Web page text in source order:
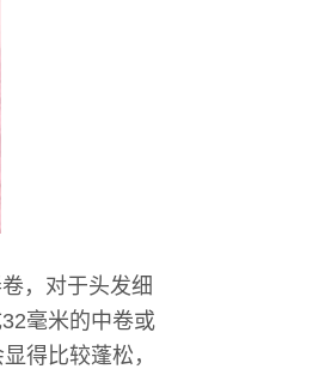
，对于头发细
毫米的中卷或
得比较蓬松，